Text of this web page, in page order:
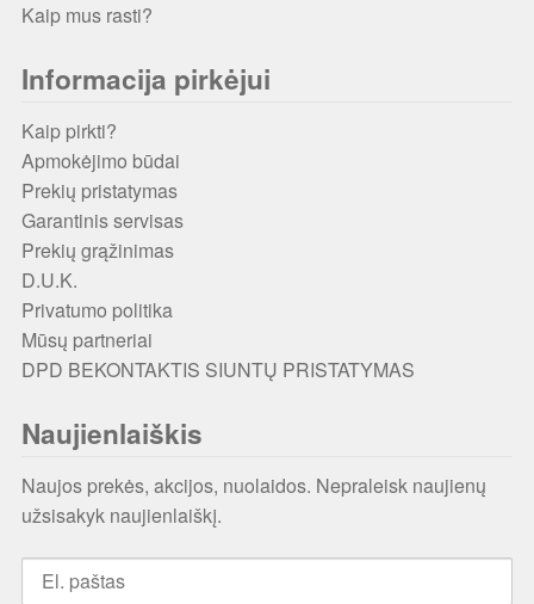
Kaip mus rasti?
Informacija pirkėjui
Kaip pirkti?
Apmokėjimo būdai
Prekių pristatymas
Garantinis servisas
Prekių grąžinimas
D.U.K.
Privatumo politika
Mūsų partneriai
DPD BEKONTAKTIS SIUNTŲ PRISTATYMAS
Naujienlaiškis
Naujos prekės, akcijos, nuolaidos. Nepraleisk naujienų
užsisakyk naujienlaiškį.